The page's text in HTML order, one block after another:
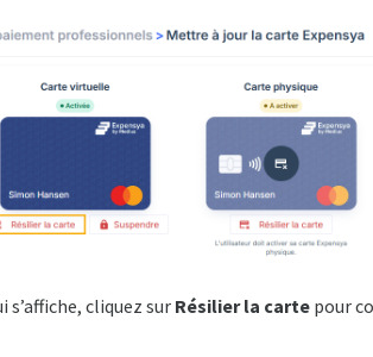
cliquez surRésilier la cartepour